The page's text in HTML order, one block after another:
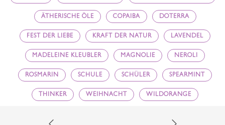
ÄTHERISCHE ÖLE COPAIBA DOTERRA
FEST DER LIEBE KRAFT DER NATUR LAVENDEL
MADELEINE KLEUBLER MAGNOLIE NEROLI
ROSMARIN SCHULE SCHÜLER SPEARMINT
THINKER WEIHNACHT WILDORANGE